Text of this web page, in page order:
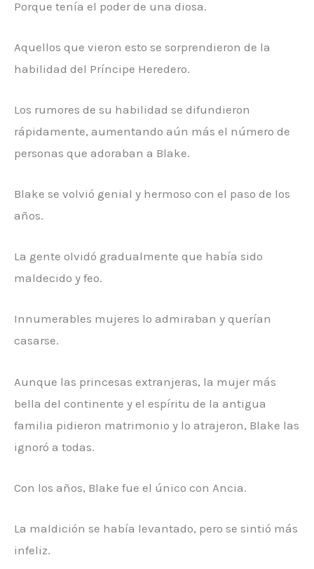
Porque tenía el poder de una diosa.
Aquellos que vieron esto se sorprendieron de la
habilidad del Príncipe Heredero.
Los rumores de su habilidad se difundieron
rápidamente, aumentando aún más el número de
personas que adoraban a Blake.
Blake se volvió genial y hermoso con el paso de los
años.
La gente olvidó gradualmente que había sido
maldecido y feo.
Innumerables mujeres lo admiraban y querían
casarse.
Aunque las princesas extranjeras, la mujer más
bella del continente y el espíritu de la antigua
familia pidieron matrimonio y lo atrajeron, Blake las
ignoró a todas.
Con los años, Blake fue el único con Ancia.
La maldición se había levantado, pero se sintió más
infeliz.